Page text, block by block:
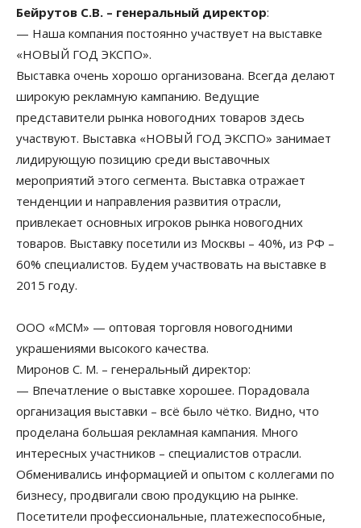
Бейрутов С.В. – генеральный директор:
— Наша компания постоянно участвует на выставке
«НОВЫЙ ГОД ЭКСПО».
Выставка очень хорошо организована. Всегда делают
широкую рекламную кампанию. Ведущие
представители рынка новогодних товаров здесь
участвуют. Выставка «НОВЫЙ ГОД ЭКСПО» занимает
лидирующую позицию среди выставочных
мероприятий этого сегмента. Выставка отражает
тенденции и направления развития отрасли,
привлекает основных игроков рынка новогодних
товаров. Выставку посетили из Москвы – 40%, из РФ –
60% специалистов. Будем участвовать на выставке в
2015 году.
ООО «МСМ» — оптовая торговля новогодними
украшениями высокого качества.
Миронов С. М. – генеральный директор:
— Впечатление о выставке хорошее. Порадовала
организация выставки – всё было чётко. Видно, что
проделана большая рекламная кампания. Много
интересных участников – специалистов отрасли.
Обменивались информацией и опытом с коллегами по
бизнесу, продвигали свою продукцию на рынке.
Посетители профессиональные, платежеспособные,